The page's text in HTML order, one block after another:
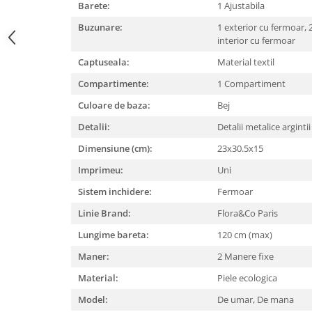
Barete:
1 Ajustabila
Buzunare:
1 exterior cu fermoar,
interior cu fermoar
Captuseala:
Material textil
Compartimente:
1 Compartiment
Culoare de baza:
Bej
Detalii:
Detalii metalice argintii
Dimensiune (cm):
23x30.5x15
Imprimeu:
Uni
Sistem inchidere:
Fermoar
Linie Brand:
Flora&Co Paris
Lungime bareta:
120 cm (max)
Maner:
2 Manere fixe
Material:
Piele ecologica
Model:
De umar, De mana